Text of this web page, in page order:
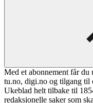
Med et abonnement får
tu.no, digi.no og tilgang til
Ukeblad helt tilbake til
redaksjonelle saker som